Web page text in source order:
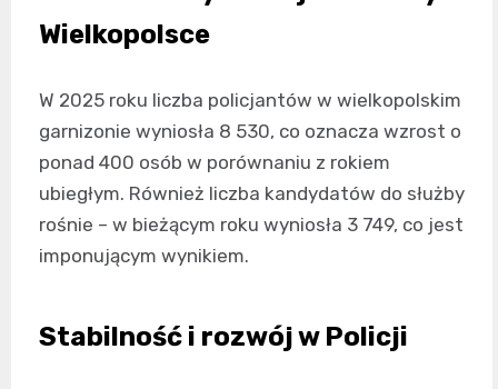
Wielkopolsce
W 2025 roku liczba policjantów w wielkopolskim
garnizonie wyniosła 8 530, co oznacza wzrost o
ponad 400 osób w porównaniu z rokiem
ubiegłym. Również liczba kandydatów do służby
rośnie – w bieżącym roku wyniosła 3 749, co jest
imponującym wynikiem.
Stabilność i rozwój w Policji